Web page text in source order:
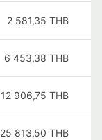
2 581,35 THB
6 453,38 THB
12 906,75 THB
25 813,50 THB